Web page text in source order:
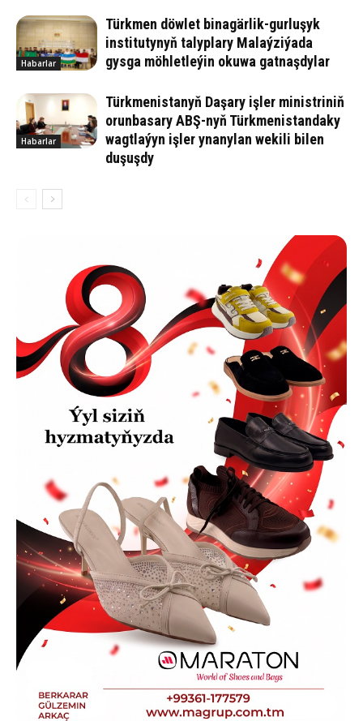
Habarlar
Türkmen döwlet binagärlik-gurluşyk
institutynyň talyplary Malaýziýada
gysga möhletleýin okuwa gatnaşdylar
Habarlar
Türkmenistanyň Daşary işler ministriniň
orunbasary ABŞ-nyň Türkmenistandaky
wagtlaýyn işler ynanylan wekili bilen
duşuşdy